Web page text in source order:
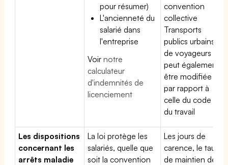
pour résumer)
L'ancienneté du
salarié dans
l'entreprise
Voirnotre
calculateur
d'indemnités de
licenciement
convention
collective
Transports
publics urbains
de voyageurs
peut également
être modifiée
par rapport à
celle du code
du travail
Les dispositions
concernant les
arrêts maladie
La loi protège les
salariés, quelle que
soit la convention
Les jours de
carence, le taux
de maintien de